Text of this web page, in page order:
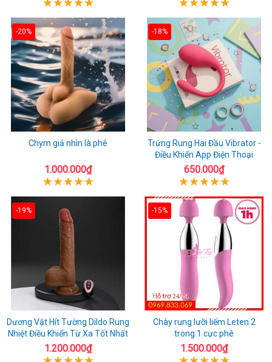
-20%
Chym giả nhìn là phê
1.000.000₫
-18%
Trứng Rung Hai Đầu Vibrator -
Điều Khiển App Điện Thoại
650.000₫
-19%
Dương Vật Hít Tường Dildo Rung
Nhiệt Điều Khiển Từ Xa Tốt Nhất
1.200.000₫
-15%
Chày rung lưỡi liếm Leten 2
trong 1 cực phê
1.500.000₫